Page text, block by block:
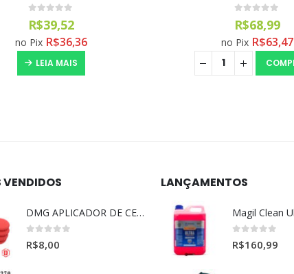
out of 5
R$68,99
no Pix R$63,47
COMPRAR
out of 5
R$37,70
no Pix R$34,68
LEIA MAIS
VENDIDOS
DMG APLICADOR DE CERA ULTRA MACIO VERMELHO l
out of 5
R$8,00
LANÇAMENTOS
out of 5
R$160,99